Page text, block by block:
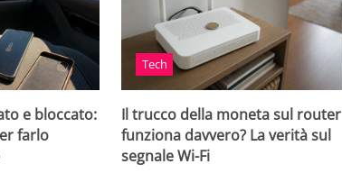
e bloccato:
farlo
Tech
Il trucco della moneta sul router
funziona davvero? La verità sul
segnale Wi-Fi